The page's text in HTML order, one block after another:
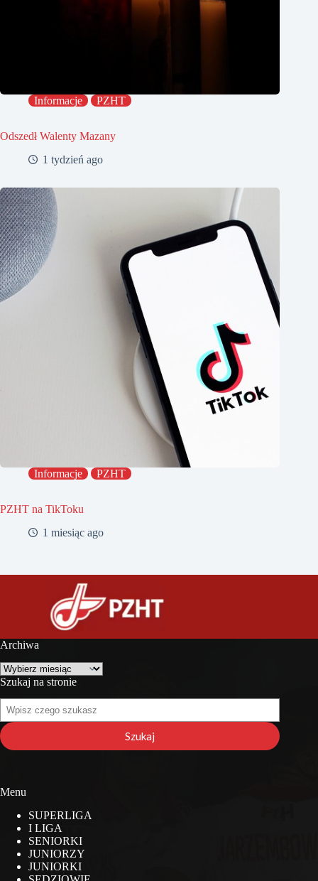
Informacje PZHT
Odszedł Walenty Mazany
1 tydzień ago
Informacje PZHT
PZHT na TikToku
1 miesiąc ago
Archiwa
Archiwa
Szukaj na stronie
Szukaj
na
stronie
Szukaj
Menu
SUPERLIGA
I LIGA
SENIORKI
JUNIORZY
JUNIORKI